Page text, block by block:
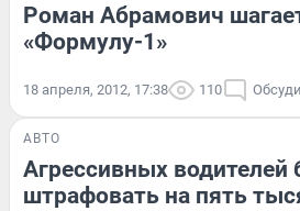
Роман Абрамович
«Формулу-1»
18 апреля, 2012, 17:38 110
АВТО
Агрессивных водителей
штрафовать на пять